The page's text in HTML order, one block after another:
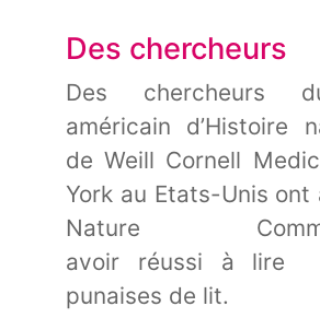
Des chercheurs
Des chercheurs
américain d’Histoire
de Weill Cornell
York au Etats-Unis ont
Nature
avoir réussi à lire
punaises de lit.